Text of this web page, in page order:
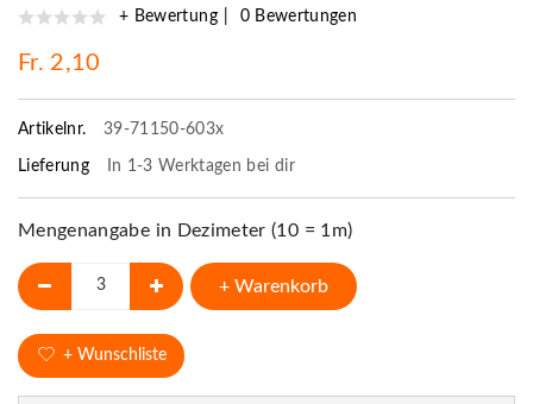
+ Bewertung 0 Bewertungen
Fr. 2,10
Artikelnr. 39-71150-603x
Lieferung In 1-3 Werktagen bei dir
Mengenangabe in Dezimeter (10 = 1m)
+ Warenkorb
+ Wunschliste